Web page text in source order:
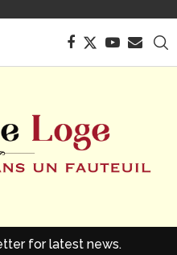
for latest news.